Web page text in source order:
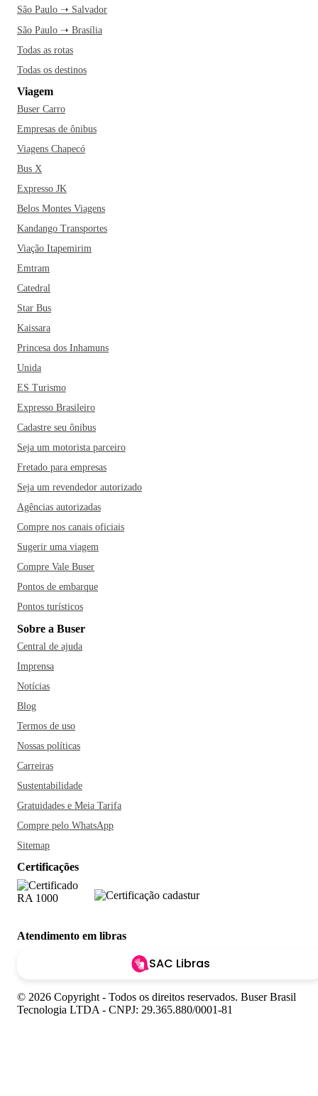
São Paulo ➝ Salvador
São Paulo ➝ Brasília
Todas as rotas
Todas os destinos
Viagem
Buser Carro
Empresas de ônibus
Viagens Chapecó
Bus X
Expresso JK
Belos Montes Viagens
Kandango Transportes
Viação Itapemirim
Emtram
Catedral
Star Bus
Kaissara
Princesa dos Inhamuns
Unida
ES Turismo
Expresso Brasileiro
Cadastre seu ônibus
Seja um motorista parceiro
Fretado para empresas
Seja um revendedor autorizado
Agências autorizadas
Compre nos canais oficiais
Sugerir uma viagem
Compre Vale Buser
Pontos de embarque
Pontos turísticos
Sobre a Buser
Central de ajuda
Imprensa
Notícias
Blog
Termos de uso
Nossas políticas
Carreiras
Sustentabilidade
Gratuidades e Meia Tarifa
Compre pelo WhatsApp
Sitemap
Certificações
Atendimento em libras
SAC Libras
© 2026 Copyright - Todos os direitos reservados. Buser Brasil
Tecnologia LTDA - CNPJ: 29.365.880/0001-81